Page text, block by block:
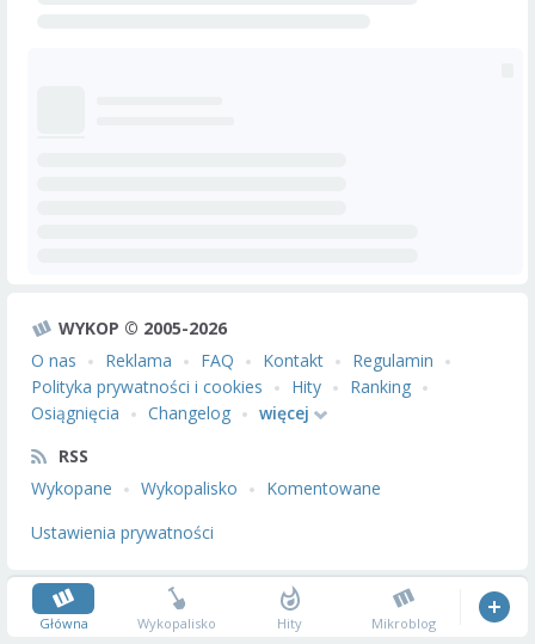
WYKOP © 2005-2026
O nas
Reklama FAQ Kontakt
Regulamin
Polityka prywatności i cookies
Hity
Ranking
Osiągnięcia
Changelog
więcej
RSS
Wykopane
Wykopalisko
Komentowane
Ustawienia prywatności
Główna Wykopalisko Hity Mikroblog